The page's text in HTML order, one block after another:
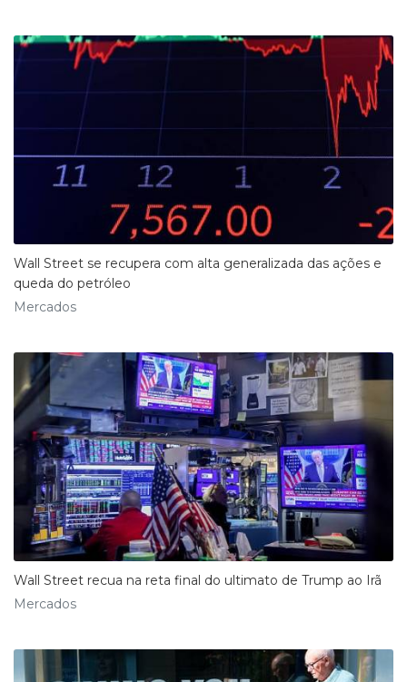
Wall Street se recupera com alta generalizada das ações e
queda do petróleo
Mercados
Wall Street recua na reta final do ultimato de Trump ao Irã
Mercados